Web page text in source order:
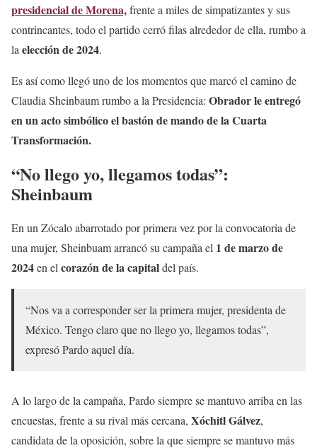
presidencial de Morena,frente a miles de simpatizantes y sus
contrincantes, todo el partido cerró filas alrededor de ella, rumbo a
la elección de 2024.
Es así como llegó uno de los momentos que marcó el camino de
Claudia Sheinbaum rumbo a la Presidencia: Obrador le entregó
en un acto simbólico el bastón de mando de la Cuarta
Transformación.
“No llego yo, llegamos todas”:
Sheinbaum
En un Zócalo abarrotado por primera vez por la convocatoria de
una mujer, Sheinbuam arrancó su campaña el 1 de marzo de
2024en el corazón de la capitaldel país.
“Nos va a corresponder ser la primera mujer, presidenta de
México. Tengo claro que no llego yo, llegamos todas”,
expresó Pardo aquel día.
A lo largo de la campaña, Pardo siempre se mantuvo arriba en las
encuestas, frente a su rival más cercana, Xóchitl Gálvez,
candidata de la oposición, sobre la que siempre se mantuvo más